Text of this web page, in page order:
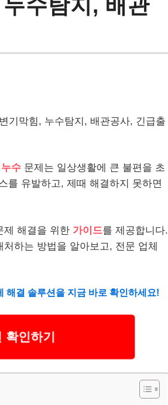
수탐지, 배관
기막힘, 누수탐지, 배관공사, 긴급출
수 문제는 일상생활에 큰 불편을 초
를 유발하고, 제때 해결하지 못하면
제 해결을 위한 가이드를 제공합니다.
하는 방법을 알아보고, 전문 업체
해결 솔루션을 지금 바로 확인하세요!
인하기